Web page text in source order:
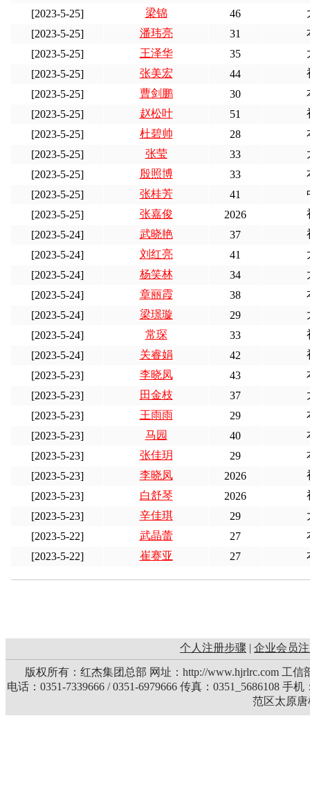
[2023-5-25]
梁锦 46
[2023-5-25]
潘玮亮 31
[2023-5-25]
王泽华 35
[2023-5-25]
张美宏 44
[2023-5-25]
曹剑鹏 30
[2023-5-25]
赵松叶 51
[2023-5-25]
杜碧帅 28
[2023-5-25]
张莹 33
[2023-5-25]
殷照博 33
[2023-5-25]
张桂芳 41
[2023-5-25]
张嘉俊 2026
[2023-5-24]
武晓艳 37
[2023-5-24]
刘红亮 41
[2023-5-24]
杨笑林 34
[2023-5-24]
章丽霞 38
[2023-5-24]
梁璟璇 29
[2023-5-24]
常琛 33
[2023-5-24]
关睿娟 42
[2023-5-23]
李晓凤 43
[2023-5-23]
田金枝 37
[2023-5-23]
王雨雨 29
[2023-5-23]
马园 40
[2023-5-23]
张佳玥 29
[2023-5-23]
李晓凤 2026
[2023-5-23]
白舒琴 2026
[2023-5-23]
辛佳琪 29
[2023-5-22]
武晶蕾 27
[2023-5-22]
崔赛亚 27
个人注册步骤 | 企业会员
版权所有：红杰集团总部 网址：http://www.hjrlrc.com 工信
电话：0351-7339666 / 0351-6979666 传真：0351_5686108 手
范区太原